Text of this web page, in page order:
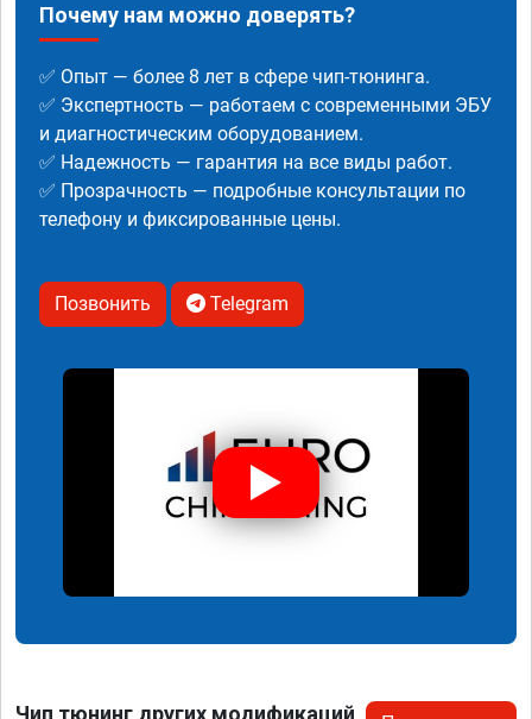
Почему нам можно доверять?
✅ Опыт — более 8 лет в сфере чип-тюнинга.
✅ Экспертность — работаем с современными ЭБУ
и диагностическим оборудованием.
✅ Надежность — гарантия на все виды работ.
✅ Прозрачность — подробные консультации по
телефону и фиксированные цены.
Позвонить Telegram
Чип тюнинг других модификаций